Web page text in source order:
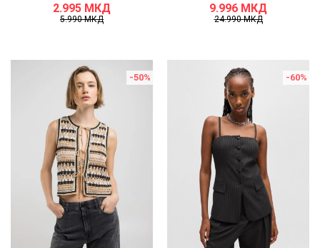
2.995 МКД
5.990МКД
9.996 МКД
24.990МКД
-50% -60%